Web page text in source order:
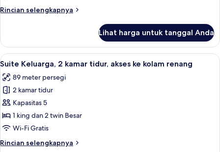
2
Rincian selengkapnya
Rincian
Suite
Keluarga,
2
tidur,
2
mandi
Lihat harga untuk tanggal Anda
Lihat
semua
foto
untuk
Suite
Keluarga,
2
tidur,
Minibar gratis, brankas, meja kerja,
9
Suite Keluarga, 2 kamar tidur, akses ke kolam renang
89 meter persegi
2 kamar tidur
Kapasitas 5
1 king dan 2 twin Besar
Wi-Fi Gratis
Rincian selengkapnya
Rincian